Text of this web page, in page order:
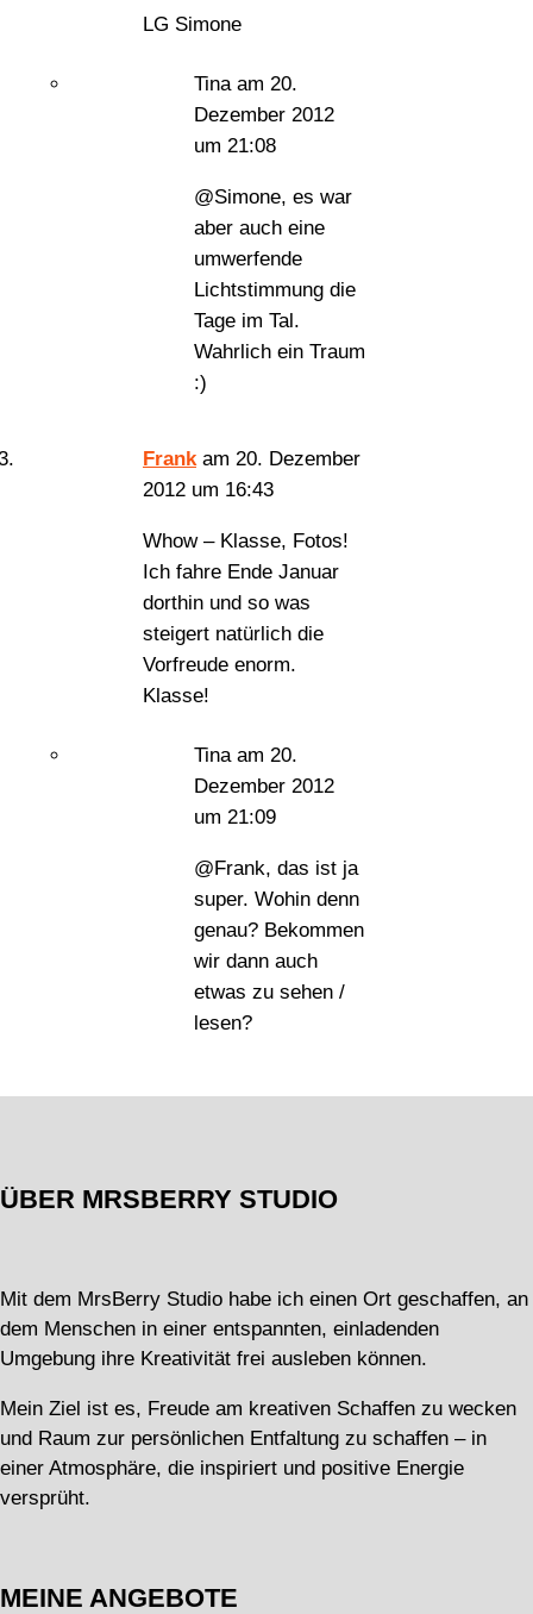
LG Simone
Tina am 20.
Dezember 2012
um 21:08
@Simone, es war
aber auch eine
umwerfende
Lichtstimmung die
Tage im Tal.
Wahrlich ein Traum
:)
Frank am 20. Dezember
2012 um 16:43
Whow – Klasse, Fotos!
Ich fahre Ende Januar
dorthin und so was
steigert natürlich die
Vorfreude enorm.
Klasse!
Tina am 20.
Dezember 2012
um 21:09
@Frank, das ist ja
super. Wohin denn
genau? Bekommen
wir dann auch
etwas zu sehen /
lesen?
ÜBER MRSBERRY STUDIO
Mit dem MrsBerry Studio habe ich einen Ort geschaffen, an
dem Menschen in einer entspannten, einladenden
Umgebung ihre Kreativität frei ausleben können.
Mein Ziel ist es, Freude am kreativen Schaffen zu wecken
und Raum zur persönlichen Entfaltung zu schaffen – in
einer Atmosphäre, die inspiriert und positive Energie
versprüht.
MEINE ANGEBOTE